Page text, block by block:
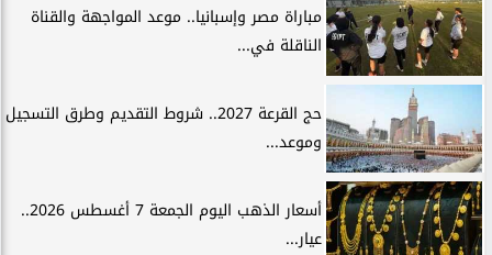
مباراة مصر وإسبانيا.. موعد المواجهة والقناة
الناقلة في...
حج القرعة 2027.. شروط التقديم وطرق التسجيل
وموعد...
أسعار الذهب اليوم الجمعة 7 أغسطس 2026..
عيار...